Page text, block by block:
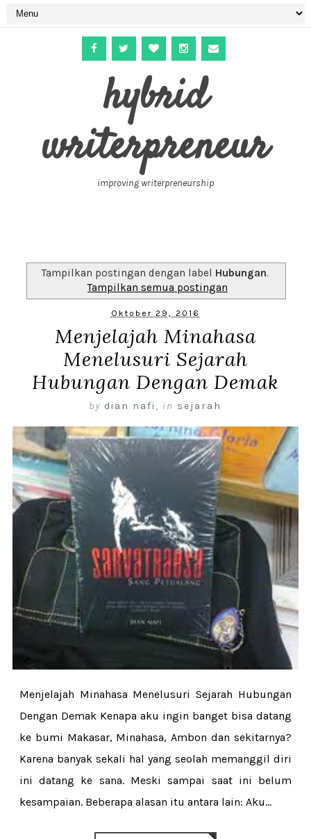
hybrid
writerpreneur
improving writerpreneurship
Tampilkan postingan dengan label Hubungan.
Tampilkan semua postingan
Oktober 29, 2016
Menjelajah Minahasa
Menelusuri Sejarah
Hubungan Dengan Demak
by dian nafi , in sejarah
Menjelajah Minahasa Menelusuri Sejarah Hubungan
Dengan Demak Kenapa aku ingin banget bisa datang
ke bumi Makasar, Minahasa, Ambon dan sekitarnya?
Karena banyak sekali hal yang seolah memanggil diri
ini datang ke sana. Meski sampai saat ini belum
kesampaian. Beberapa alasan itu antara lain: Aku...